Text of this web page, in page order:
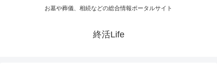
お墓や葬儀、相続などの総合情報ポータルサイト
終活Life